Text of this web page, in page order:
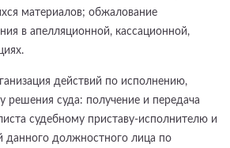
материалов; обжалование
в апелляционной, кассационной,
действий по исполнению,
решения суда: получение и передача
судебному приставу-исполнителю и
данного должностного лица по